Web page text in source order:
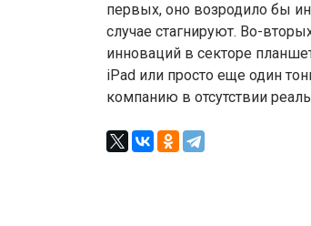
первых, оно возродило бы
случае стагнируют. Во-
инноваций в секторе
iPad или просто еще один
компанию в отсутствии